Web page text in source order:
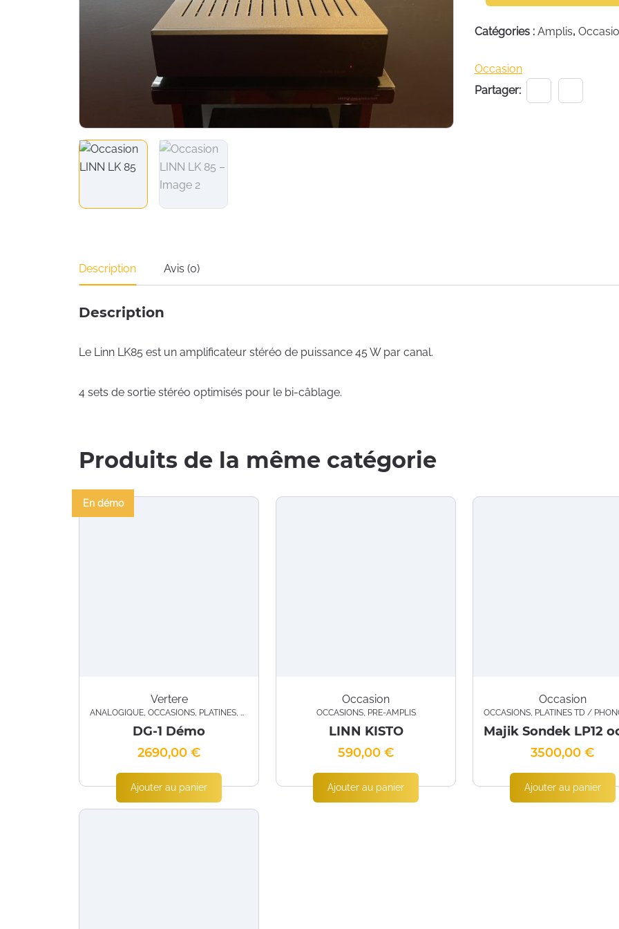
Occasion
LK
85
Catégories : Amplis,
Occasion
Partager:
Description Avis (0)
Description
Le Linn LK85 est un amplificateur stéréo de puissance 45 W par canal.
4 sets de sortie stéréo optimisés pour le bi-câblage.
Produits de la même catégorie
En démo
Vertere
ANALOGIQUE OCCASIONS PLATINES PLATINES TD / PHONOS / BRAS / CELLULES
DG-1 Démo
2690,00 €
Ajouter au panier
Occasion
OCCASIONS, PRÉ-AMPLIS
LINN KISTO
590,00 €
Ajouter au panier
Occasion
OCCASIONS PLATINES TD / PHONOS / BRAS /
3500,00 €
Ajouter au panier